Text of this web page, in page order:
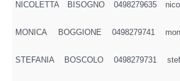
NICOLETTA BISOGNO 0498279635
MONICA BOGGIONE 0498279741
STEFANIA BOSCOLO 0498279731